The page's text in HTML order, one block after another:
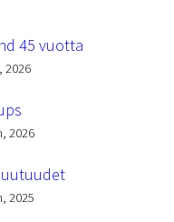
45 vuotta
2026
2026
uutuudet
2025